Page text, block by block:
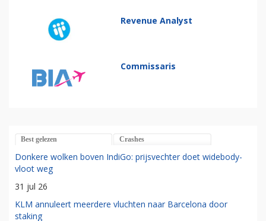
Revenue Analyst
Commissaris
Best gelezen Crashes
Donkere wolken boven IndiGo: prijsvechter doet widebody-
vloot weg
31 jul 26
KLM annuleert meerdere vluchten naar Barcelona door
staking